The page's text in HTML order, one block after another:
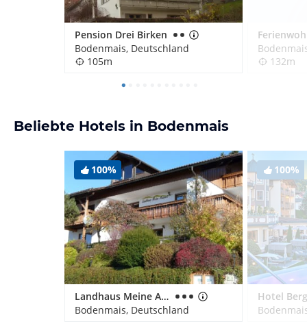
Pension Drei Birken
Bodenmais, Deutschland
105m
132m
Beliebte Hotels in Bodenmais
100%
Landhaus Meine Auszeit
Bodenmais, Deutschland
100%